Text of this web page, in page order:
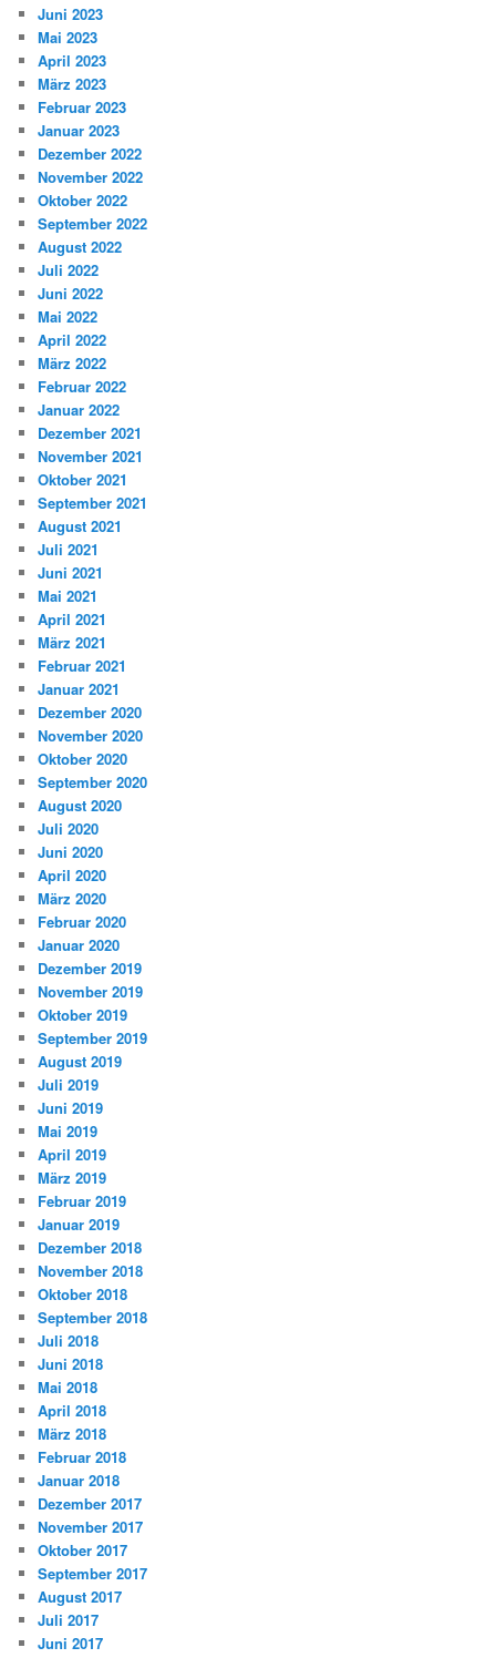
Juni 2023
Mai 2023
April 2023
März 2023
Februar 2023
Januar 2023
Dezember 2022
November 2022
Oktober 2022
September 2022
August 2022
Juli 2022
Juni 2022
Mai 2022
April 2022
März 2022
Februar 2022
Januar 2022
Dezember 2021
November 2021
Oktober 2021
September 2021
August 2021
Juli 2021
Juni 2021
Mai 2021
April 2021
März 2021
Februar 2021
Januar 2021
Dezember 2020
November 2020
Oktober 2020
September 2020
August 2020
Juli 2020
Juni 2020
April 2020
März 2020
Februar 2020
Januar 2020
Dezember 2019
November 2019
Oktober 2019
September 2019
August 2019
Juli 2019
Juni 2019
Mai 2019
April 2019
März 2019
Februar 2019
Januar 2019
Dezember 2018
November 2018
Oktober 2018
September 2018
Juli 2018
Juni 2018
Mai 2018
April 2018
März 2018
Februar 2018
Januar 2018
Dezember 2017
November 2017
Oktober 2017
September 2017
August 2017
Juli 2017
Juni 2017